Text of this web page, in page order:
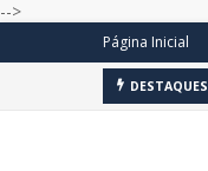
-->
Página Inicial
DESTAQUES